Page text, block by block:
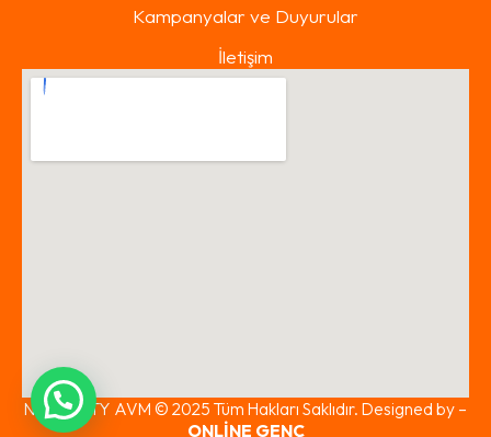
Kampanyalar ve Duyurular
İletişim
NORA CITY AVM © 2025 Tüm Hakları Saklıdır. Designed by –
ONLİNE GENÇ